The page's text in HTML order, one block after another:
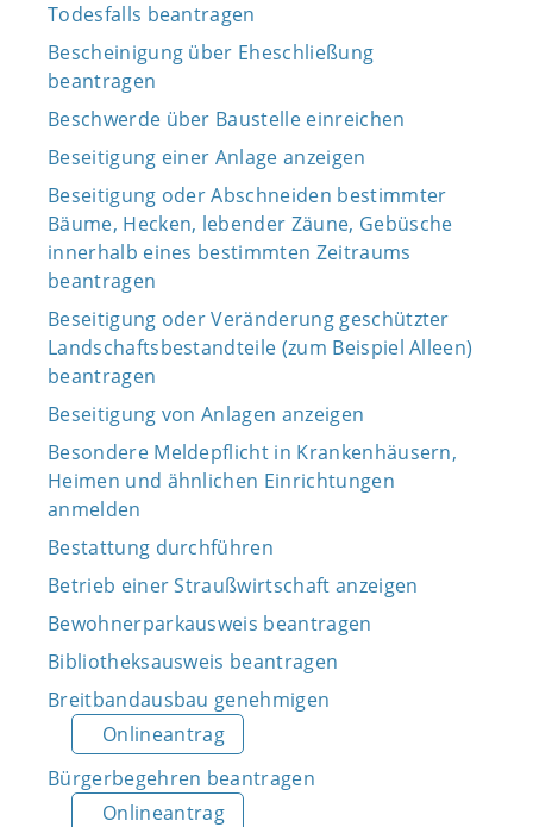
Todesfalls beantragen
Bescheinigung über Eheschließung
beantragen
Beschwerde über Baustelle einreichen
Beseitigung einer Anlage anzeigen
Beseitigung oder Abschneiden bestimmter
Bäume, Hecken, lebender Zäune, Gebüsche
innerhalb eines bestimmten Zeitraums
beantragen
Beseitigung oder Veränderung geschützter
Landschaftsbestandteile (zum Beispiel Alleen)
beantragen
Beseitigung von Anlagen anzeigen
Besondere Meldepflicht in Krankenhäusern,
Heimen und ähnlichen Einrichtungen
anmelden
Bestattung durchführen
Betrieb einer Straußwirtschaft anzeigen
Bewohnerparkausweis beantragen
Bibliotheksausweis beantragen
Breitbandausbau genehmigen
Onlineantrag
Bürgerbegehren beantragen
Onlineantrag